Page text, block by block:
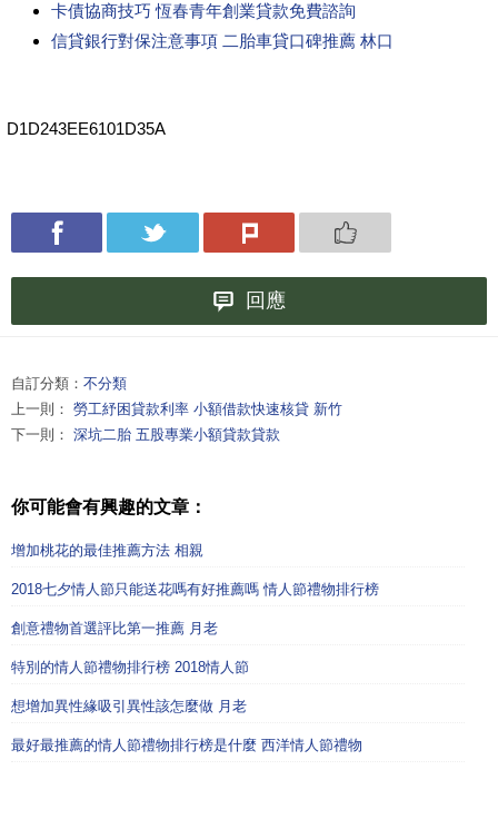
卡債協商技巧 恆春青年創業貸款免費諮詢
信貸銀行對保注意事項 二胎車貸口碑推薦 林口
D1D243EE6101D35A
回應
自訂分類： 不分類
上一則： 勞工紓困貸款利率 小額借款快速核貸 新竹
下一則： 深坑二胎 五股專業小額貸款貸款
你可能會有興趣的文章：
增加桃花的最佳推薦方法 相親
2018七夕情人節只能送花嗎有好推薦嗎 情人節禮物排行榜
創意禮物首選評比第一推薦 月老
特別的情人節禮物排行榜 2018情人節
想增加異性緣吸引異性該怎麼做 月老
最好最推薦的情人節禮物排行榜是什麼 西洋情人節禮物